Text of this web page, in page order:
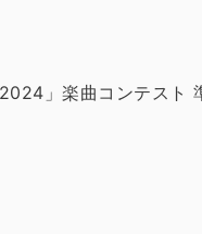
」楽曲コンテスト